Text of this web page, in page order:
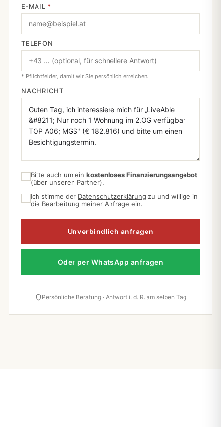
E‑MAIL *
TELEFON
* Pflichtfelder, damit wir Sie persönlich erreichen.
NACHRICHT
Bitte auch um ein kostenloses Finanzierungsangebot
(über unseren Partner).
Ich stimme der Datenschutzerklärung zu und willige in
die Bearbeitung meiner Anfrage ein.
Unverbindlich anfragen
Oder per WhatsApp anfragen
Persönliche Beratung · Antwort i. d. R. am selben Tag